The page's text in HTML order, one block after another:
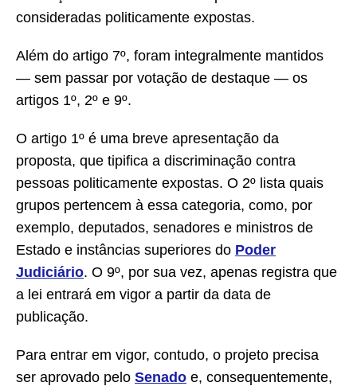
consideradas politicamente expostas.
Além do artigo 7º, foram integralmente mantidos
— sem passar por votação de destaque — os
artigos 1º, 2º e 9º.
O artigo 1º é uma breve apresentação da
proposta, que tipifica a discriminação contra
pessoas politicamente expostas. O 2º lista quais
grupos pertencem à essa categoria, como, por
exemplo, deputados, senadores e ministros de
Estado e instâncias superiores do Poder
Judiciário. O 9º, por sua vez, apenas registra que
a lei entrará em vigor a partir da data de
publicação.
Para entrar em vigor, contudo, o projeto precisa
ser aprovado pelo Senado e, consequentemente,